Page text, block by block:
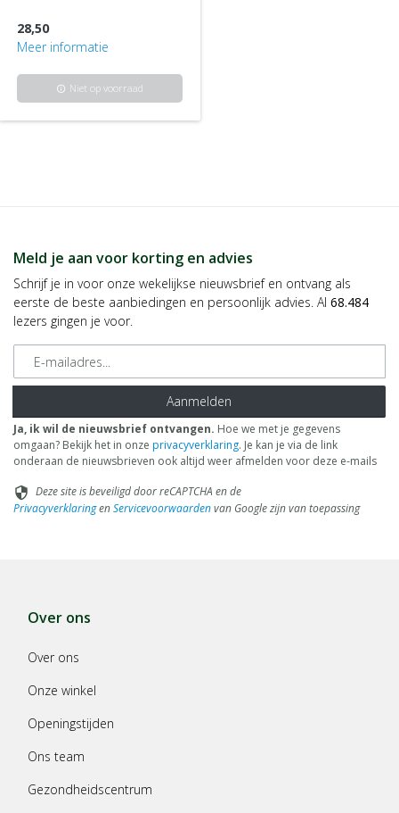
28,50
Meer informatie
info Niet op voorraad
Meld je aan voor korting en advies
Schrijf je in voor onze wekelijkse nieuwsbrief en ontvang als
eerste de beste aanbiedingen en persoonlijk advies. Al 68.484
lezers gingen je voor.
E-mailadres
Aanmelden
Ja, ik wil de nieuwsbrief ontvangen. Hoe we met je gegevens
omgaan? Bekijk het in onze privacyverklaring. Je kan je via de link
onderaan de nieuwsbrieven ook altijd weer afmelden voor deze e-mails
security Deze site is beveiligd door reCAPTCHA en de
PrivacyverklaringenServicevoorwaardenvan Google zijn van toepassing
Over ons
Over ons
Onze winkel
Openingstijden
Ons team
Gezondheidscentrum